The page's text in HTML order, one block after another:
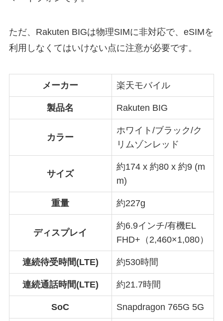
ただ、Rakuten BIGは物理SIMに非対応で、eSIMを
利用しなくてはいけない点に注意が必要です。
メーカー 楽天モバイル
製品名 Rakuten BIG
カラー
ホワイト/ブラック/ク
リムゾンレッド
サイズ
約174 x 約80 x 約9 (m
m)
重量 約227g
ディスプレイ
約6.9インチ/有機EL
FHD+（2,460×1,080）
連続待受時間(LTE) 約530時間
連続通話時間(LTE) 約21.7時間
SoC Snapdragon 765G 5G